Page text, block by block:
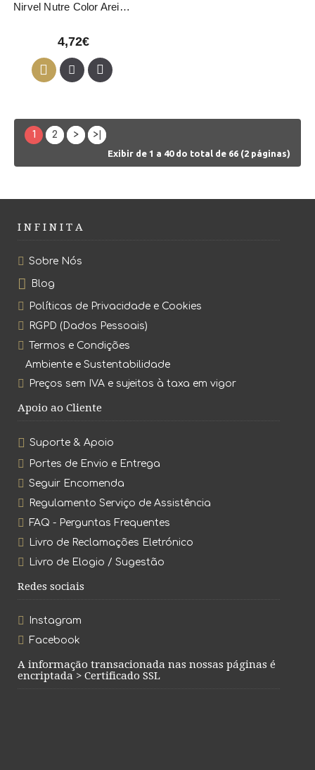
Nirvel Nutre Color Areia 200ml
4,72€
1 2 > >|
Exibir de 1 a 40 do total de 66 (2 páginas)
I N F I N I T A
Sobre Nós
Blog
Políticas de Privacidade e Cookies
RGPD (Dados Pessoais)
Termos e Condições
Ambiente e Sustentabilidade
Preços sem IVA e sujeitos à taxa em vigor
Apoio ao Cliente
Suporte & Apoio
Portes de Envio e Entrega
Seguir Encomenda
Regulamento Serviço de Assistência
FAQ - Perguntas Frequentes
Livro de Reclamações Eletrónico
Livro de Elogio / Sugestão
Redes sociais
Instagram
Facebook
A informação transacionada nas nossas páginas é
encriptada > Certificado SSL